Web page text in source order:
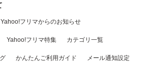
Yahoo!フリマからのお知らせ
Yahoo!フリマ特集 カテゴリ一覧
かんたんご利用ガイド メール通知設定